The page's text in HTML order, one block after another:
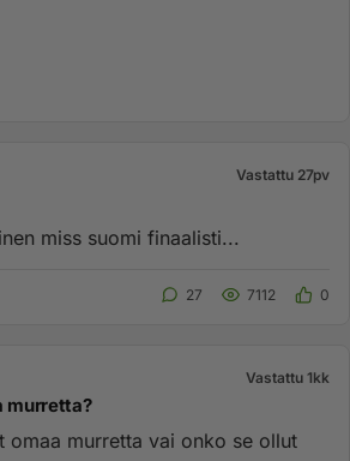
Vastattu 27pv
miss suomi finaalisti...
27 7112 0
Vastattu 1kk
murretta?
omaa murretta vai onko se ollut